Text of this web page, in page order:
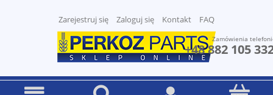
Zarejestruj się Zaloguj się Kontakt FAQ
Zamówienia
+48 882 105